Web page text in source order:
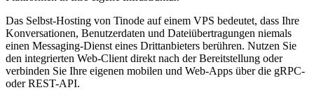
Das Selbst-Hosting von Tinode auf einem VPS bedeutet, dass Ihre
Konversationen, Benutzerdaten und Dateiübertragungen niemals
einen Messaging-Dienst eines Drittanbieters berühren. Nutzen Sie
den integrierten Web-Client direkt nach der Bereitstellung oder
verbinden Sie Ihre eigenen mobilen und Web-Apps über die gRPC-
oder REST-API.